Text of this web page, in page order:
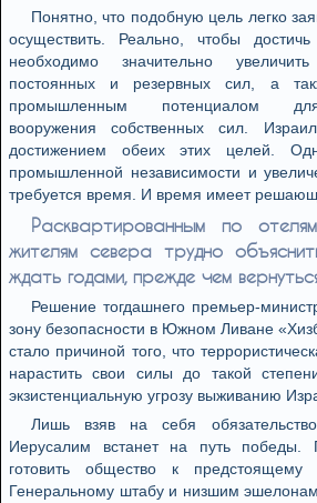
Понятно, что подобную цель легко
осуществить. Реально, чтобы
необходимо значительно
постоянных и резервных сил, а
промышленным потенциалом для
вооружения собственных сил.
достижением обеих этих целей.
промышленной независимости и
требуется время. И время имеет
Расквартированным по
жителям севера трудно
ждать годами, прежде чем
Решение тогдашнего премьер-
зону безопасности в Южном Ливане
стало причиной того, что
нарастить свои силы до такой
экзистенциальную угрозу выживанию
Лишь взяв на себя
Иерусалим встанет на путь победы.
готовить общество к предстоящему
Генеральному штабу и низшим